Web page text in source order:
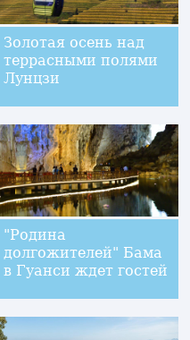
Золотая осень над
террасными полями
Лунцзи
"Родина
долгожителей" Бама
в Гуанси ждет гостей